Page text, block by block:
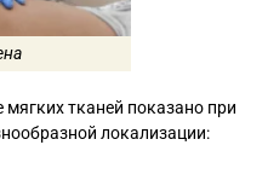
тканей показано при
локализации: